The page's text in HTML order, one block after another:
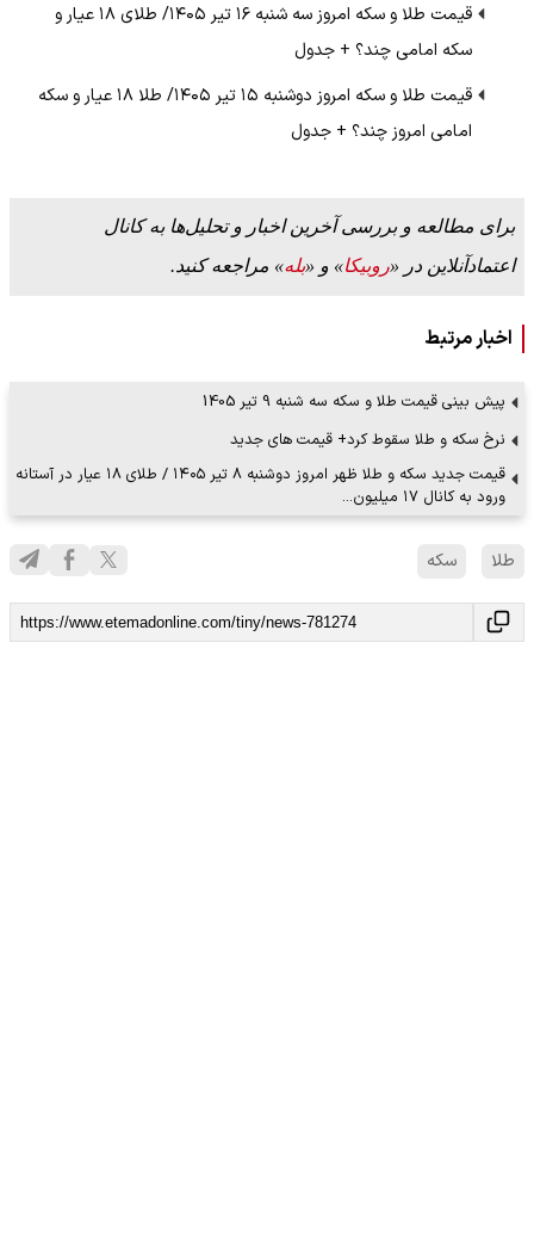
قیمت طلا و سکه امروز سه شنبه ۱۶ تیر ۱۴۰۵/ طلای ۱۸ عیار و
سکه امامی چند؟ + جدول
قیمت طلا و سکه امروز دوشنبه ۱۵ تیر ۱۴۰۵/ طلا ۱۸ عیار و سکه
امامی امروز چند؟ + جدول
برای مطالعه و بررسی آخرین اخبار و تحلیل‌ها به کانال
اعتمادآنلاین در «روبیکا» و «بله» مراجعه کنید.
اخبار مرتبط
پیش بینی قیمت طلا و سکه سه شنبه 9 تیر 1405
نرخ سکه و طلا سقوط کرد+ قیمت های جدید
قیمت جدید سکه و طلا ظهر امروز دوشنبه ۸ تیر ۱۴۰۵ / طلای ۱۸ عیار در آستانه
ورود به کانال ۱۷ میلیون…
طلا سکه